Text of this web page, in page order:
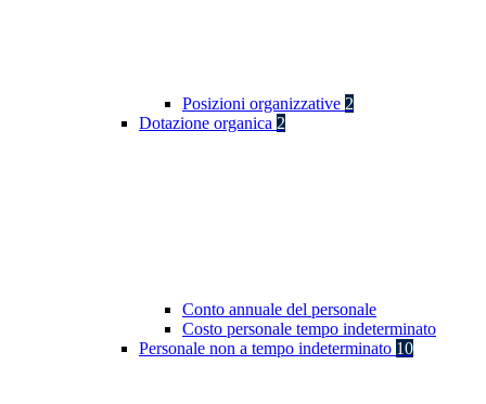
Posizioni organizzative 2
Dotazione organica 2
Conto annuale del personale
Costo personale tempo indeterminato
Personale non a tempo indeterminato 10